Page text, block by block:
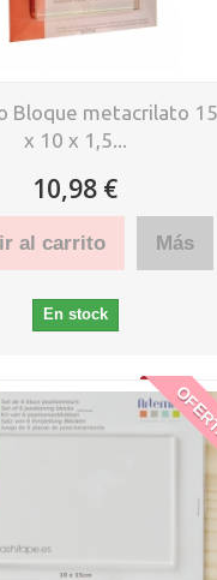
Bloque metacrilato 15
x 10 x 1,5...
10,98 €
al carrito Más
En stock